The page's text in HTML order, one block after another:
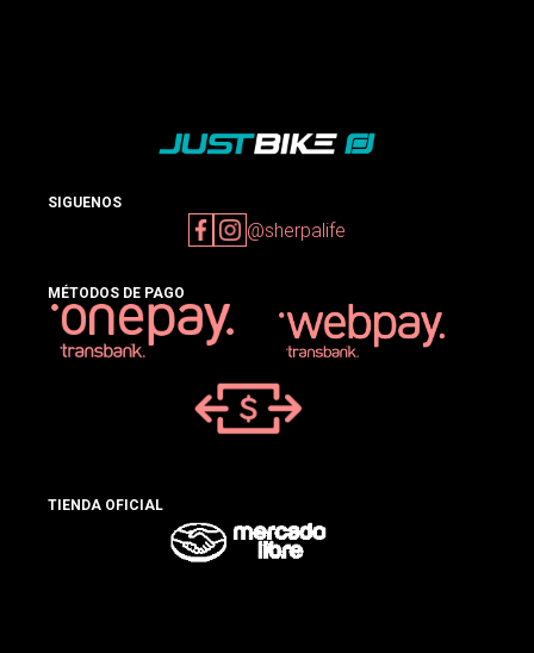
SIGUENOS
@sherpalife
MÉTODOS DE PAGO
TIENDA OFICIAL